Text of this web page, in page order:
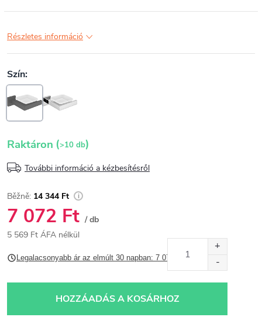
Részletes információ
Raktáron (>10 db)
További információ a kézbesítésről
14 344 Ft
7 072 Ft / db
5 569 Ft ÁFA nélkül
Legalacsonyabb ár az elmúlt 30 napban: 7 072,02 Ft
HOZZÁADÁS A KOSÁRHOZ